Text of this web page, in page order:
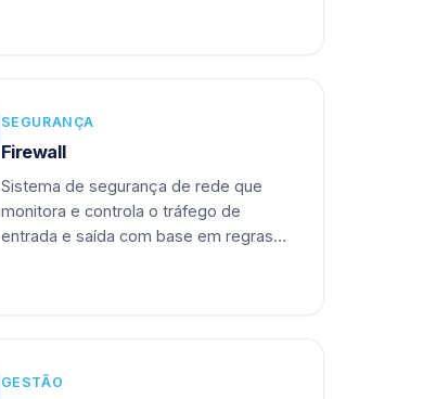
SEGURANÇA
Firewall
Sistema de segurança de rede que
monitora e controla o tráfego de
entrada e saída com base em regras
GESTÃO